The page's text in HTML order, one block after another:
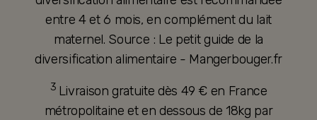
entre 4 et 6 mois, en complément du lait
maternel. Source : Le petit guide de la
diversification alimentaire - Mangerbouger.fr
3 Livraison gratuite dès 49 € en France
métropolitaine et en dessous de 18kg par